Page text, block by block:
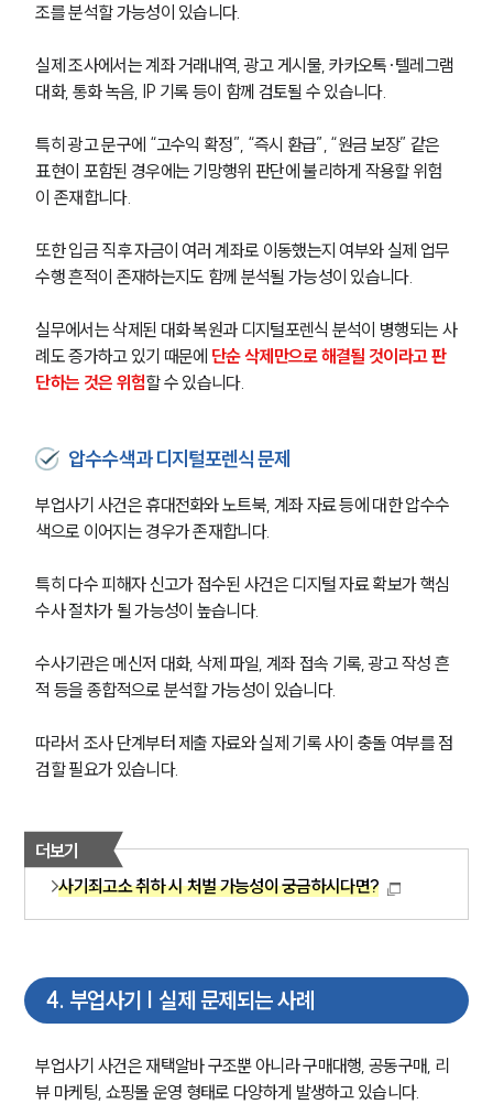
조를 분석할 가능성이 있습니다.
실제 조사에서는 계좌 거래내역, 광고 게시물, 카카오톡·텔레그램
대화, 통화 녹음, IP 기록 등이 함께 검토될 수 있습니다.
특히 광고 문구에 “고수익 확정”, “즉시 환급”, “원금 보장” 같은
표현이 포함된 경우에는 기망행위 판단에 불리하게 작용할 위험
이 존재합니다.
또한 입금 직후 자금이 여러 계좌로 이동했는지 여부와 실제 업무
수행 흔적이 존재하는지도 함께 분석될 가능성이 있습니다.
실무에서는 삭제된 대화 복원과 디지털포렌식 분석이 병행되는 사
례도 증가하고 있기 때문에 단순 삭제만으로 해결될 것이라고 판
단하는 것은 위험할 수 있습니다.
압수수색과 디지털포렌식 문제
부업사기 사건은 휴대전화와 노트북, 계좌 자료 등에 대한 압수수
색으로 이어지는 경우가 존재합니다.
특히 다수 피해자 신고가 접수된 사건은 디지털 자료 확보가 핵심
수사 절차가 될 가능성이 높습니다.
수사기관은 메신저 대화, 삭제 파일, 계좌 접속 기록, 광고 작성 흔
적 등을 종합적으로 분석할 가능성이 있습니다.
따라서 조사 단계부터 제출 자료와 실제 기록 사이 충돌 여부를 점
검할 필요가 있습니다.
더보기
사기죄고소 취하 시 처벌 가능성이 궁금하시다면?
4. 부업사기 | 실제 문제되는 사례
부업사기 사건은 재택알바 구조뿐 아니라 구매대행, 공동구매, 리
뷰 마케팅, 쇼핑몰 운영 형태로 다양하게 발생하고 있습니다.